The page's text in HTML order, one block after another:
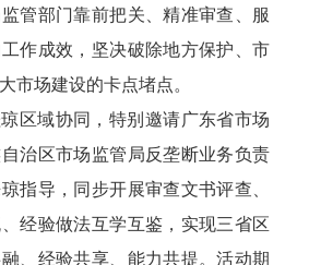
管部门靠前把关、精准审查、服
作成效，坚决破除地方保护、市
市场建设的卡点堵点。
区域协同，特别邀请广东省市场
治区市场监管局反垄断业务负责
指导，同步开展审查文书评查、
经验做法互学互鉴，实现三省区
、经验共享、能力共提。活动期